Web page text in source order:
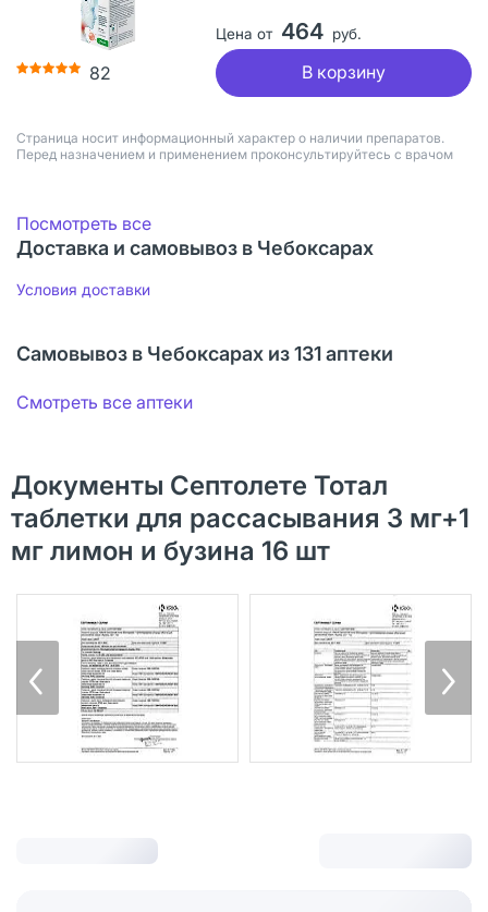
82
Цена от 464 руб.
В корзину
Страница носит информационный характер о наличии препаратов.
Перед назначением и применением проконсультируйтесь с врачом
Посмотреть все
Доставка и самовывоз в Чебоксарах
Условия доставки
Самовывоз в Чебоксарах из 131 аптеки
Смотреть все аптеки
Документы Септолете Тотал
таблетки для рассасывания 3 мг+1
мг лимон и бузина 16 шт